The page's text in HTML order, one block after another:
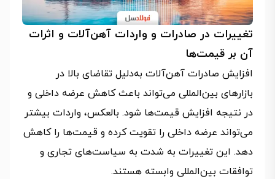
تغییرات در صادرات و واردات آهن‌آلات و اثرات
آن بر قیمت‌ها
افزایش صادرات آهن‌آلات به‌دلیل تقاضای بالا در
بازارهای بین‌المللی می‌تواند باعث کاهش عرضه داخلی و
در نتیجه افزایش قیمت‌ها شود. بالعکس، واردات بیشتر
می‌تواند عرضه داخلی را تقویت کرده و قیمت‌ها را کاهش
دهد. این تغییرات به شدت به سیاست‌های تجاری و
توافقات بین‌المللی وابسته هستند.